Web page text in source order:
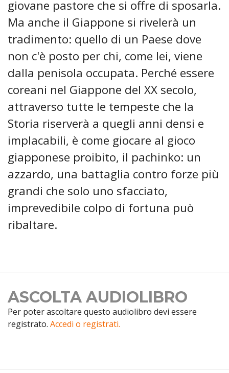
giovane pastore che si offre di sposarla.
Ma anche il Giappone si rivelerà un
tradimento: quello di un Paese dove
non c'è posto per chi, come lei, viene
dalla penisola occupata. Perché essere
coreani nel Giappone del XX secolo,
attraverso tutte le tempeste che la
Storia riserverà a quegli anni densi e
implacabili, è come giocare al gioco
giapponese proibito, il pachinko: un
azzardo, una battaglia contro forze più
grandi che solo uno sfacciato,
imprevedibile colpo di fortuna può
ribaltare.
ASCOLTA AUDIOLIBRO
Per poter ascoltare questo audiolibro devi essere
registrato. Accedi o registrati.